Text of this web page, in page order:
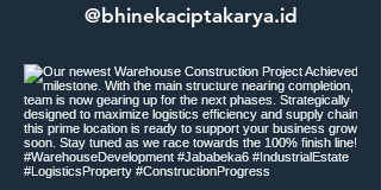
@bhinekaciptakarya.id